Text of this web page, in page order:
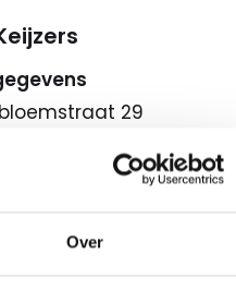
Over
29
08:00-18:00